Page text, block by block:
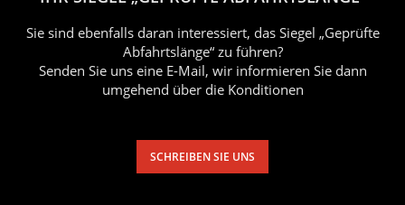
Sie sind ebenfalls daran interessiert, das Siegel „Geprüfte
Abfahrtslänge“ zu führen?
Senden Sie uns eine E-Mail, wir informieren Sie dann
umgehend über die Konditionen
SCHREIBEN SIE UNS